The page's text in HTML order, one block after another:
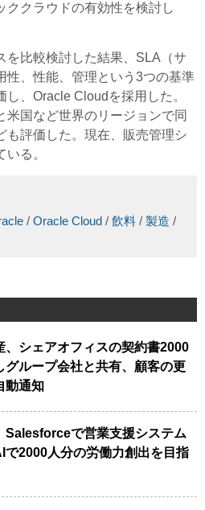
ククラウドの有効性を検討し
比較検討した結果、SLA（サ
性、性能、管理という3つの基準
、Oracle Cloudを採用した。
米国など世界のリージョンで同
も評価した。現在、販売管理シ
る。
/ Oracle Cloud / 飲料 / 製造 /
、シェアオフィスの契約書2000
グループ会社と共有、顧客の更
動通知
Salesforceで営業支援システム
で2000人分の労働力創出を目指